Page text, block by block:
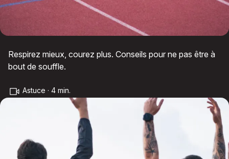
Respirez mieux, courez plus. Conseils pour ne pas être à
bout de souffle.
Astuce · 4 min.